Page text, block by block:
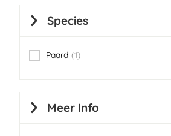
Species
Paard 1
item
Meer Info